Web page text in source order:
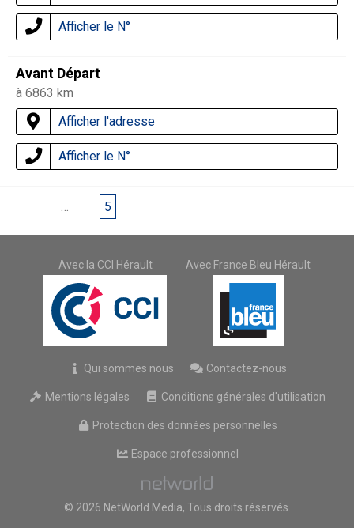
Afficher le N°
Avant Départ
à 6863 km
Afficher l'adresse
Afficher le N°
… 5
Avec la CCI Hérault Avec France Bleu Hérault
Qui sommes nous Contactez-nous
Mentions légales Conditions générales d'utilisation
Protection des données personnelles
Espace professionnel
© 2026 NetWorld Media, Tous droits réservés.